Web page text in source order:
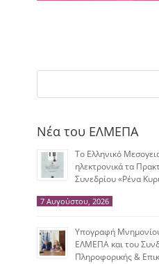
Νέα του ΕΛΜΕΠΑ
Το Ελληνικό
ηλεκτρονικά τα
Συνεδρίου «Ρένα
7 Αυγούστου, 2026
Υπογραφή
ΕΛΜΕΠΑ και του
Πληροφορικής &